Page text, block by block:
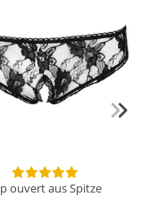
ouvert aus Spitze